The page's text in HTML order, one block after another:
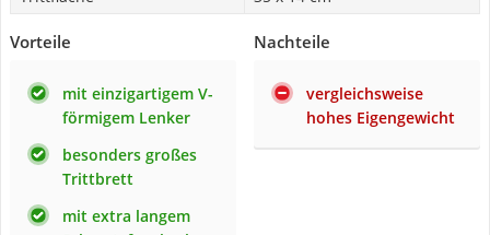
Vorteile
mit einzigartigem V-
förmigem Lenker
besonders großes
Trittbrett
mit extra langem
Nachteile
vergleichsweise
hohes Eigengewicht